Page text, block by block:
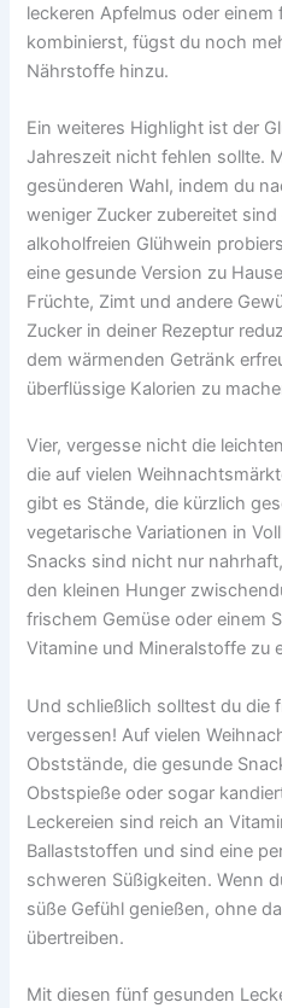
leckeren Apfelmus oder
kombinierst, fügst du noch
Nährstoffe hinzu.
Ein weiteres Highlight ist der
Jahreszeit nicht fehlen sollte.
gesünderen Wahl, indem du
weniger Zucker zubereitet
alkoholfreien Glühwein
eine gesunde Version zu
Früchte, Zimt und andere
Zucker in deiner Rezeptur
dem wärmenden Getränk
überflüssige Kalorien zu
Vier, vergesse nicht die
die auf vielen
gibt es Stände, die kürzlich
vegetarische Variationen in
Snacks sind nicht nur
den kleinen Hunger
frischem Gemüse oder einem
Vitamine und Mineralstoffe zu
Und schließlich solltest du die
vergessen! Auf vielen
Obststände, die gesunde
Obstspieße oder sogar
Leckereien sind reich an
Ballaststoffen und sind eine
schweren Süßigkeiten. Wenn
süße Gefühl genießen, ohne
übertreiben.
Mit diesen fünf gesunden